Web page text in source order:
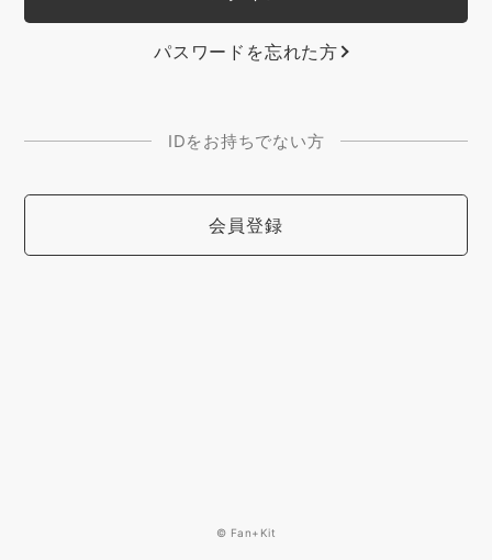
パスワードを忘れた方
IDをお持ちでない方
会員登録
© Fan+Kit